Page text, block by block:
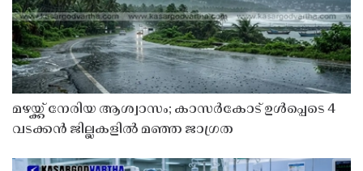
മഴയ്ക്ക് നേരിയ ആശ്വാസം; കാസർകോട് ഉൾപ്പെടെ 4
വടക്കൻ ജില്ലകളിൽ മഞ്ഞ ജാഗ്രത